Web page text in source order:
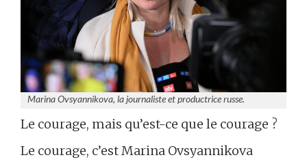
Marina Ovsyannikova, la journaliste et productrice russe.
Le courage, mais qu’est-ce que le courage ?
Le courage, c’est Marina Ovsyannikova